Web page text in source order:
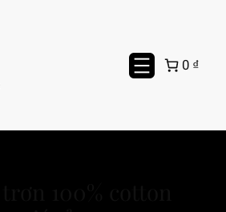
0 ₫